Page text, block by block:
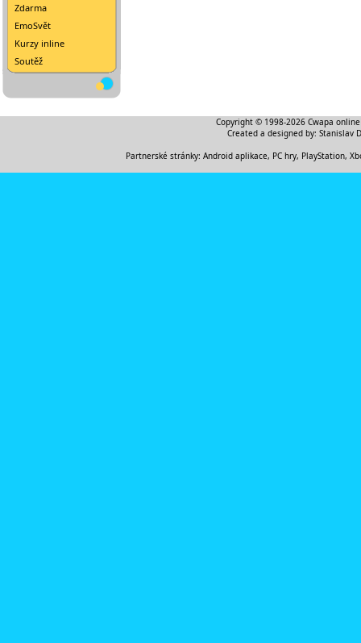
Zdarma
EmoSvět
Kurzy inline
Soutěž
Copyright © 1998-2026 Cwapa
Created a designed by: Stanislav
Partnerské stránky: Android aplikace, PC hry, PlayStation,